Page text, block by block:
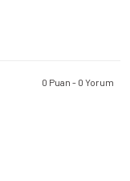
0 Puan - 0 Yorum